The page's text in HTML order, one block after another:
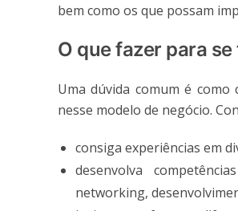
bem como os que possam
O que fazer para
Uma dúvida comum é
nesse modelo de negócio.
consiga experiências em
desenvolva
networking,